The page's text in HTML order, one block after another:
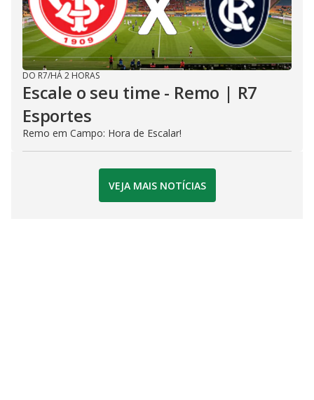
DO R7/HÁ 2 HORAS
Escale o seu time - Remo | R7
Esportes
Remo em Campo: Hora de Escalar!
VEJA MAIS NOTÍCIAS